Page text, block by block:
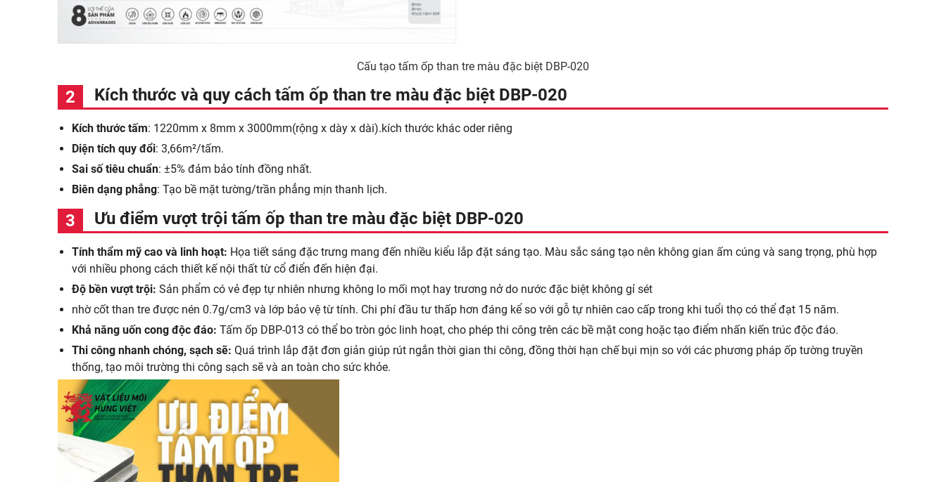
Cấu tạo tấm ốp than tre màu đặc biệt DBP-020
Kích thước và quy cách tấm ốp than tre màu đặc biệt DBP-020
Kích thước tấm: 1220mm x 8mm x 3000mm(rộng x dày x dài).kích thước khác oder riêng
Diện tích quy đổi: 3,66m²/tấm.
Sai số tiêu chuẩn: ±5% đảm bảo tính đồng nhất.
Biên dạng phẳng: Tạo bề mặt tường/trần phẳng mịn thanh lịch.
Ưu điểm vượt trội tấm ốp than tre màu đặc biệt DBP-020
Tính thẩm mỹ cao và linh hoạt: Họa tiết sáng đặc trưng mang đến nhiều kiểu lắp đặt sáng tạo. Màu sắc sáng tạo nên không gian ấm cúng và sang trọng, phù hợp
với nhiều phong cách thiết kế nội thất từ cổ điển đến hiện đại.
Độ bền vượt trội: Sản phẩm có vẻ đẹp tự nhiên nhưng không lo mối mọt hay trương nở do nước đặc biệt không gỉ sét
nhờ cốt than tre được nén 0.7g/cm3 và lớp bảo vệ từ tính. Chi phí đầu tư thấp hơn đáng kể so với gỗ tự nhiên cao cấp trong khi tuổi thọ có thể đạt 15 năm.
Khả năng uốn cong độc đáo: Tấm ốp DBP-013 có thể bo tròn góc linh hoạt, cho phép thi công trên các bề mặt cong hoặc tạo điểm nhấn kiến trúc độc đáo.
Thi công nhanh chóng, sạch sẽ: Quá trình lắp đặt đơn giản giúp rút ngắn thời gian thi công, đồng thời hạn chế bụi mịn so với các phương pháp ốp tường truyền
thống, tạo môi trường thi công sạch sẽ và an toàn cho sức khỏe.